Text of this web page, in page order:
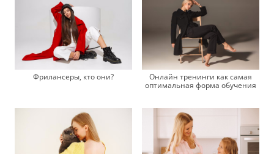
Фрилансеры, кто они?
Онлайн тренинги как самая
оптимальная форма обучения